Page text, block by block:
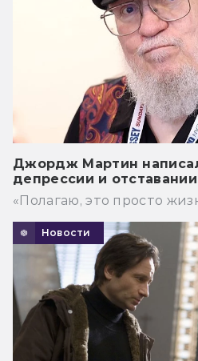
Джордж Мартин
депрессии и
«Полагаю, это просто
Новости